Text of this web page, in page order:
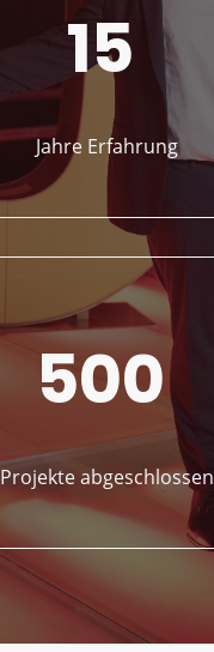
15
Jahre Erfahrung
500
Projekte abgeschlossen